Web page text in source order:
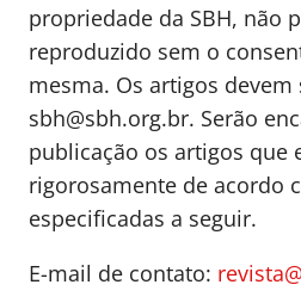
propriedade da SBH, não
reproduzido sem o
mesma. Os artigos
sbh@sbh.org.br. Serão
publicação os artigos que
rigorosamente de acordo
especificadas a seguir.
E-mail de contato: